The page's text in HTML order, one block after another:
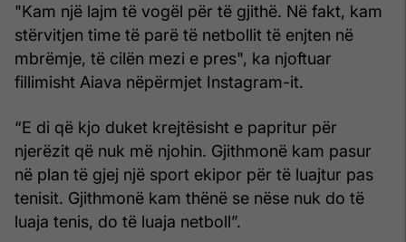
"Kam një lajm të vogël për të gjithë. Në fakt, kam
stërvitjen time të parë të netbollit të enjten në
mbrëmje, të cilën mezi e pres", ka njoftuar
fillimisht Aiava nëpërmjet Instagram-it.
“E di që kjo duket krejtësisht e papritur për
njerëzit që nuk më njohin. Gjithmonë kam pasur
në plan të gjej një sport ekipor për të luajtur pas
tenisit. Gjithmonë kam thënë se nëse nuk do të
luaja tenis, do të luaja netboll”.